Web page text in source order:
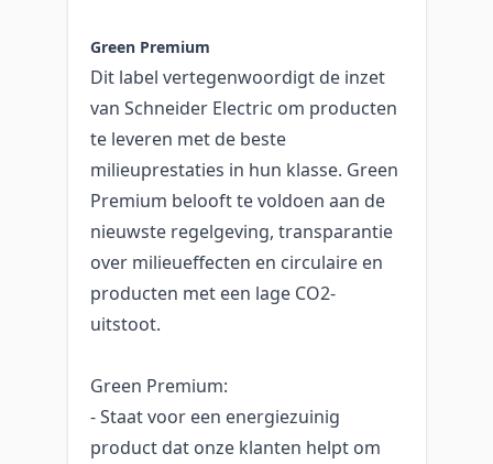
Green Premium
Dit label vertegenwoordigt de inzet
van Schneider Electric om producten
te leveren met de beste
milieuprestaties in hun klasse. Green
Premium belooft te voldoen aan de
nieuwste regelgeving, transparantie
over milieueffecten en circulaire en
producten met een lage CO2-
uitstoot.
Green Premium:
- Staat voor een energiezuinig
product dat onze klanten helpt om